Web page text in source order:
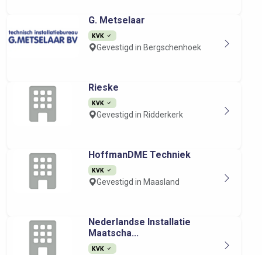
G. Metselaar
KVK
Gevestigd in Bergschenhoek
Rieske
KVK
Gevestigd in Ridderkerk
HoffmanDME Techniek
KVK
Gevestigd in Maasland
Nederlandse Installatie
Maatscha...
KVK